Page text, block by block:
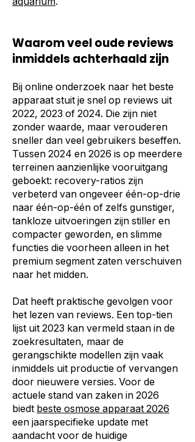
Waarom veel oude reviews
inmiddels achterhaald zijn
Bij online onderzoek naar het beste
apparaat stuit je snel op reviews uit
2022, 2023 of 2024. Die zijn niet
zonder waarde, maar verouderen
sneller dan veel gebruikers beseffen.
Tussen 2024 en 2026 is op meerdere
terreinen aanzienlijke vooruitgang
geboekt: recovery-ratios zijn
verbeterd van ongeveer één-op-drie
naar één-op-één of zelfs gunstiger,
tankloze uitvoeringen zijn stiller en
compacter geworden, en slimme
functies die voorheen alleen in het
premium segment zaten verschuiven
naar het midden.
Dat heeft praktische gevolgen voor
het lezen van reviews. Een top-tien
lijst uit 2023 kan vermeld staan in de
zoekresultaten, maar de
gerangschikte modellen zijn vaak
inmiddels uit productie of vervangen
door nieuwere versies. Voor de
actuele stand van zaken in 2026
biedt beste osmose apparaat 2026
een jaarspecifieke update met
aandacht voor de huidige